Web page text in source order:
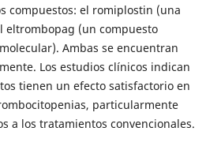
compuestos: el romiplostin (una
eltrombopag (un compuesto
Ambas se encuentran
Los estudios clínicos indican
tienen un efecto satisfactorio en
particularmente
a los tratamientos convencionales.